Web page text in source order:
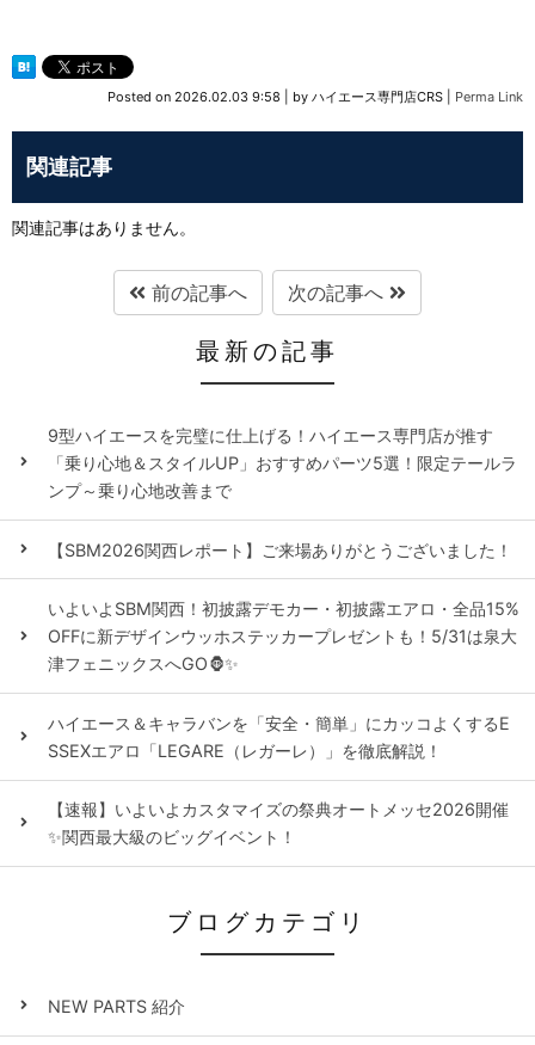
Posted on 2026.02.03 9:58 by ハイエース専門店CRS Perma Link
関連記事
関連記事はありません。
前の記事へ 次の記事へ
最新の記事
9型ハイエースを完璧に仕上げる！ハイエース専門店が推す
「乗り心地＆スタイルUP」おすすめパーツ5選！限定テールラ
ンプ～乗り心地改善まで
【SBM2026関西レポート】ご来場ありがとうございました！
いよいよSBM関西！初披露デモカー・初披露エアロ・全品15%
OFFに新デザインウッホステッカープレゼントも！5/31は泉大
津フェニックスへGO🦍✨
ハイエース＆キャラバンを「安全・簡単」にカッコよくするE
SSEXエアロ「LEGARE（レガーレ）」を徹底解説！
【速報】いよいよカスタマイズの祭典オートメッセ2026開催
✨関西最大級のビッグイベント！
ブログカテゴリ
NEW PARTS 紹介